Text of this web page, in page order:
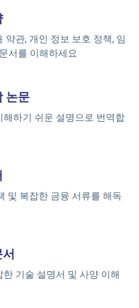
약관, 개인 정보 보호 정책, 임
서를 이해하세요
논문
하기 쉬운 설명으로 번역합
및 복잡한 금융 서류를 해독
기술 설명서 및 사양 이해